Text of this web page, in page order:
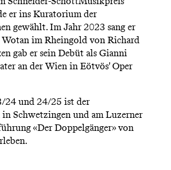
er ins Kuratorium der
gewählt. Im Jahr 2023 sang er
im Rheingold von Richard
gab er sein Debüt als Gianni
an der Wien in Eötvös' Oper
24 und 24/25 ist der
Schwetzingen und am Luzerner
«Der Doppelgänger» von